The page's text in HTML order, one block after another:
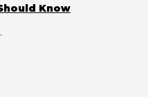
Know